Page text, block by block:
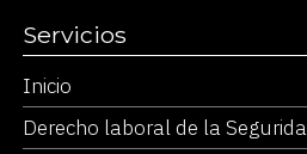
Servicios
Inicio
Derecho laboral de la